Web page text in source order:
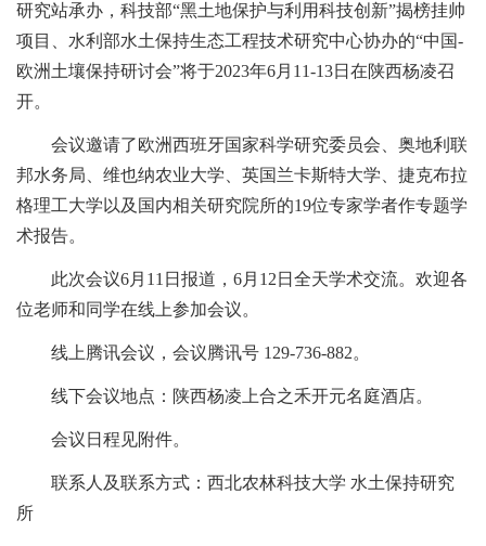
研究站承办，科技部“黑土地保护与利用科技创新”揭榜挂帅
项目、水利部水土保持生态工程技术研究中心协办的“中国-
欧洲土壤保持研讨会”将于2023年6月11-13日在陕西杨凌召
开。
会议邀请了欧洲西班牙国家科学研究委员会、奥地利联
邦水务局、维也纳农业大学、英国兰卡斯特大学、捷克布拉
格理工大学以及国内相关研究院所的19位专家学者作专题学
术报告。
此次会议6月11日报道，6月12日全天学术交流。欢迎各
位老师和同学在线上参加会议。
线上腾讯会议，会议腾讯号 129-736-882。
线下会议地点：陕西杨凌上合之禾开元名庭酒店。
会议日程见附件。
联系人及联系方式：西北农林科技大学 水土保持研究
所